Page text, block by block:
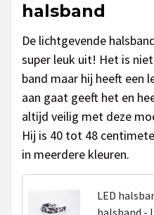
halsband
De lichtgevende
super leuk uit! Het is
band maar hij heeft een
aan gaat geeft het en
altijd veilig met deze
Hij is 40 tot 48
in meerdere kleuren.
LED